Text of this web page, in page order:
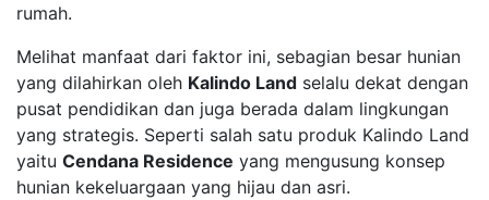
rumah.
Melihat manfaat dari faktor ini, sebagian besar hunian
yang dilahirkan oleh Kalindo Land selalu dekat dengan
pusat pendidikan dan juga berada dalam lingkungan
yang strategis. Seperti salah satu produk Kalindo Land
yaitu Cendana Residence yang mengusung konsep
hunian kekeluargaan yang hijau dan asri.